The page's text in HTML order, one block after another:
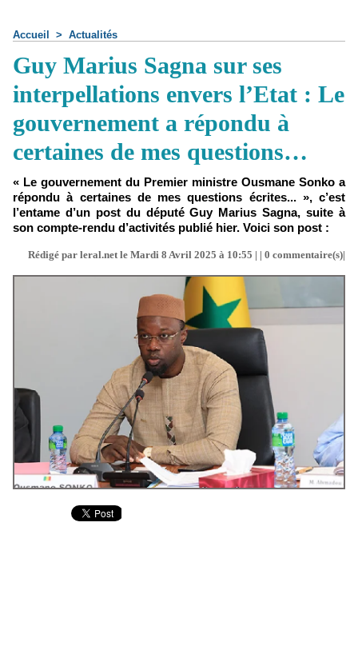
Accueil > Actualités
Guy Marius Sagna sur ses
interpellations envers l’Etat : Le
gouvernement a répondu à
certaines de mes questions…
« Le gouvernement du Premier ministre Ousmane Sonko a
répondu à certaines de mes questions écrites... », c’est
l’entame d’un post du député Guy Marius Sagna, suite à
son compte-rendu d’activités publié hier. Voici son post :
Rédigé par leral.net le Mardi 8 Avril 2025 à 10:55 | | 0 commentaire(s)|